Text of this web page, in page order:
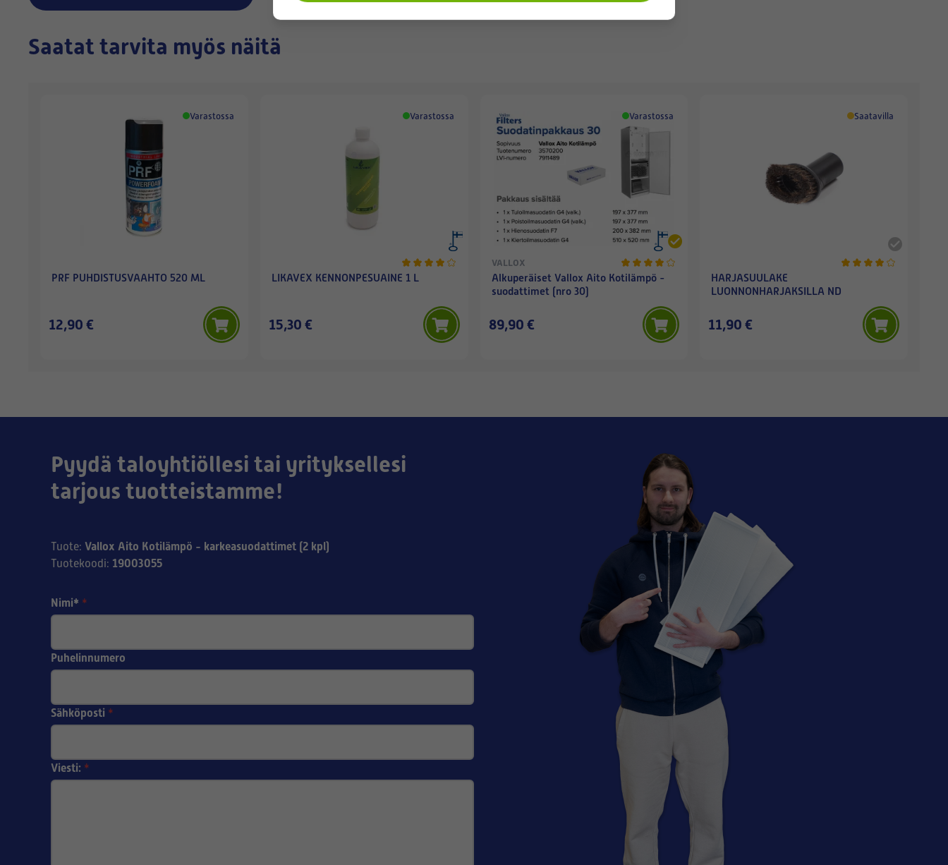
Saatat tarvita myös näitä
Varastossa
PRF PUHDISTUSVAAHTO 520 ML
12,90 €
Varastossa
LIKAVEX KENNONPESUAINE 1 L
15,30 €
Varastossa
VALLOX
Alkuperäiset Vallox Aito Kotilämpö -
suodattimet (nro 30)
89,90 €
Saatavilla
HARJASUULAKE
LUONNONHARJAKSILLA ND
11,90 €
Pyydä taloyhtiöllesi tai yrityksellesi
tarjous tuotteistamme!
Tuote: Vallox Aito Kotilämpö - karkeasuodattimet (2 kpl)
Tuotekoodi: 19003055
Nimi* *
Puhelinnumero
Sähköposti *
Viesti: *